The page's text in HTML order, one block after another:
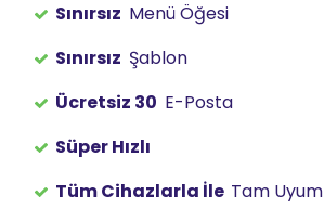
Sınırsız Menü Öğesi
Sınırsız Şablon
Ücretsiz 30 E-Posta
Süper Hızlı
Tüm Cihazlarla İle Tam Uyum